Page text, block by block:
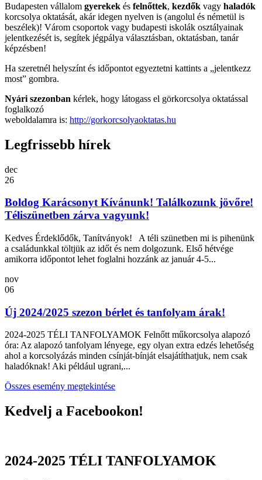
Budapesten vállalom gyerekek és felnőttek, kezdők vagy haladók
korcsolya oktatását, akár idegen nyelven is (angolul és németül is
beszélek)! Várom csoportok vagy budapesti iskolák osztályainak
jelentkezését is, segítek jégpálya választásban, oktatásban, tanár
képzésben!
Ha szeretnél helyszínt és időpontot egyeztetni kattints a „jelentkezz
most” gombra.
Nyári szezonban kérlek, hogy látogass el görkorcsolya oktatással
foglalkozó
weboldalamra is: http://gorkorcsolyaoktatas.hu
Legfrissebb hírek
dec
26
Boldog Karácsonyt Kívánunk! Találkozunk jövőre!
Téliszünetben zárva vagyunk!
Kedves Érdeklődők, Tanítványok! A téli szünetben mi is pihenünk
a családunkkal töltjük az időt és nem dolgozunk. Első hétvége
amikorra időpontot lehet foglalni hozzánk az január 4-5...
nov
06
Új 2024/2025 szezon bérlet és tanfolyam árak!
2024-2025 TÉLI TANFOLYAMOK Felnőtt műkorcsolya alapozó
óra: Az alapozó tanfolyam lényege, egy olyan extra edzés lehetőség
ahol a korcsolyázás minden csínját-bínját elsajátíthatjuk, nem csak
haladóknak! Aki például ugrani,...
Összes esemény megtekintése
Kedvelj a Facebookon!
2024-2025 TÉLI TANFOLYAMOK